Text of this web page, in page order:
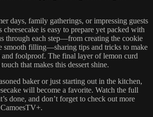
days, family gatherings, or impressing guests
cheesecake is easy to prepare yet packed with
through each step—from creating the cookie
smooth filling—sharing tips and tricks to make
and foolproof. The final layer of lemon curd
that makes this dessert shine.
baker or just starting out in the kitchen,
will become a favorite. Watch the full
done, and don’t forget to check out more